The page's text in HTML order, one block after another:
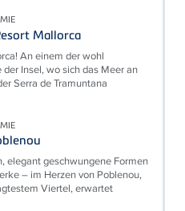
Mallorca
An einem der wohl
Insel, wo sich das Meer an
Serra de Tramuntana
elegant geschwungene Formen
– im Herzen von Poblenou,
Viertel, erwartet